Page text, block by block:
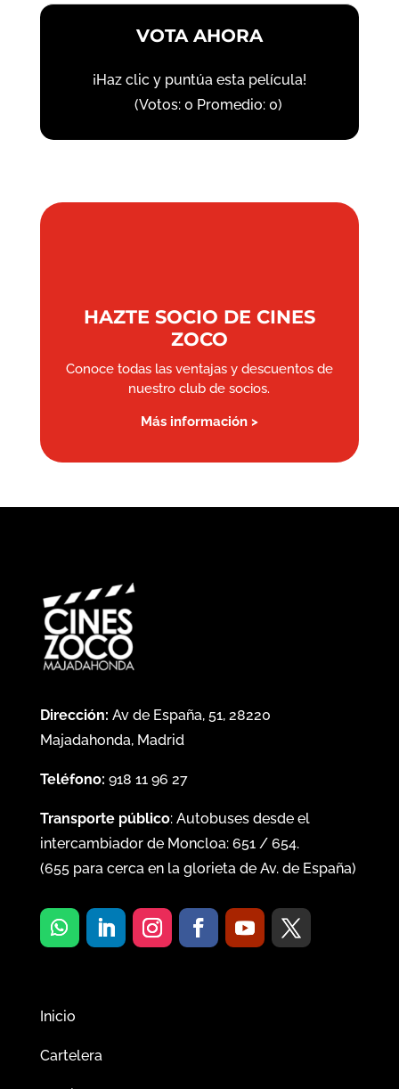
VOTA AHORA
¡Haz clic y puntúa esta película!
(Votos: 0 Promedio: 0)
HAZTE SOCIO DE CINES
ZOCO
Conoce todas las ventajas y descuentos de
nuestro club de socios.
Más información >
Dirección: Av de España, 51, 28220
Majadahonda, Madrid
Teléfono: 918 11 96 27
Transporte público: Autobuses desde el
intercambiador de Moncloa: 651/ 654.
(655para cerca en la glorieta de Av. de España)
Inicio
Cartelera